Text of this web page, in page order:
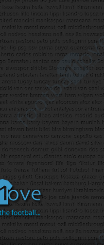
football…